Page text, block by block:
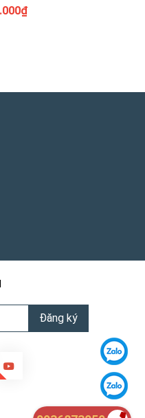
Đăng ký